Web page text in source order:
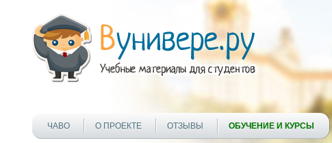
ЧАВО О ПРОЕКТЕ ОТЗЫВЫ ОБУЧЕНИЕ И КУРСЫ